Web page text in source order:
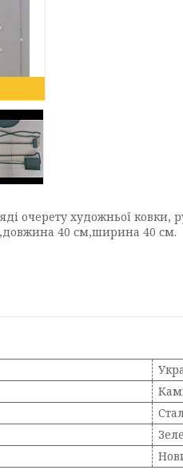
очерету художньої ковки,
40 см,ширина 40 см.